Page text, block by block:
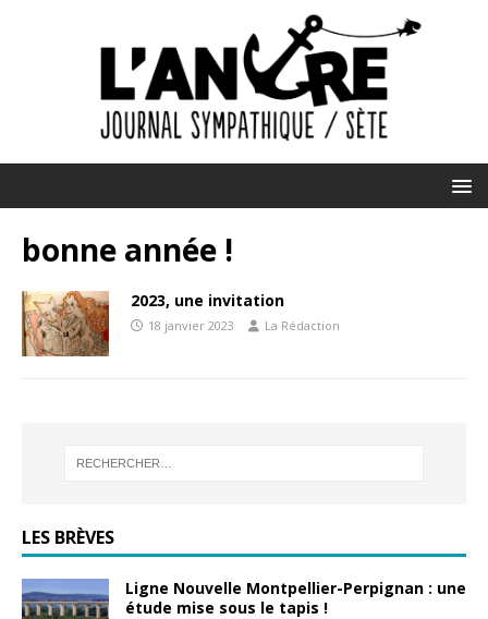
bonne année !
2023, une invitation
18 janvier 2023 La Rédaction
LES BRÈVES
Ligne Nouvelle Montpellier-Perpignan : une
étude mise sous le tapis !